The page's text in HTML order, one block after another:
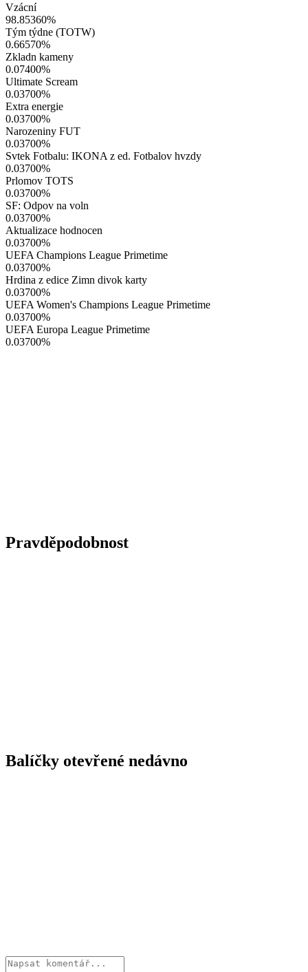
Vzácní
98.85360%
Tým týdne (TOTW)
0.66570%
Zkladn kameny
0.07400%
Ultimate Scream
0.03700%
Extra energie
0.03700%
Narozeniny FUT
0.03700%
Svtek Fotbalu: IKONA z ed. Fotbalov hvzdy
0.03700%
Prlomov TOTS
0.03700%
SF: Odpov na voln
0.03700%
Aktualizace hodnocen
0.03700%
UEFA Champions League Primetime
0.03700%
Hrdina z edice Zimn divok karty
0.03700%
UEFA Women's Champions League Primetime
0.03700%
UEFA Europa League Primetime
0.03700%
Pravděpodobnost
Balíčky otevřené nedávno